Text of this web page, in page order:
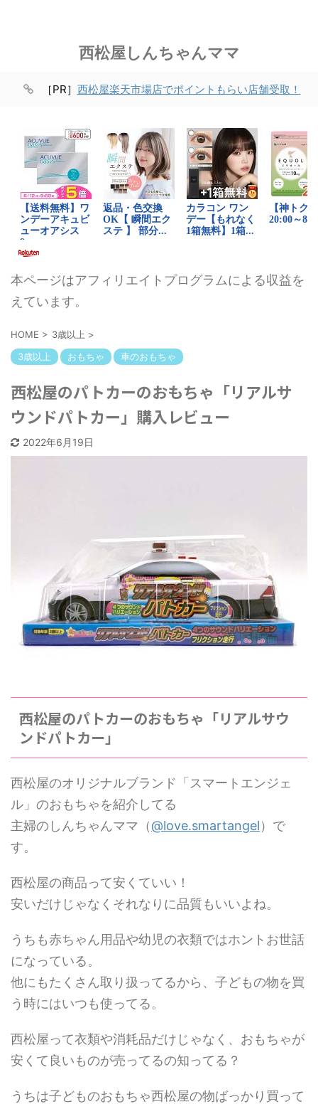
西松屋しんちゃんママ
［PR］ 西松屋楽天市場店でポイントもらい店舗受取！
本ページはアフィリエイトプログラムによる収益を
えています。
HOME > 3歳以上 >
3歳以上
おもちゃ 車のおもちゃ
西松屋のパトカーのおもちゃ「リアルサ
ウンドパトカー」購入レビュー
2022年6月19日
西松屋のパトカーのおもちゃ「リアルサウ
ンドパトカー」
西松屋のオリジナルブランド「スマートエンジェ
ル」のおもちゃを紹介してる
主婦のしんちゃんママ（@love.smartangel）で
す。
西松屋の商品って安くていい！
安いだけじゃなくそれなりに品質もいいよね。
うちも赤ちゃん用品や幼児の衣類ではホントお世話
になっている。
他にもたくさん取り扱ってるから、子どもの物を買
う時にはいつも使ってる。
西松屋って衣類や消耗品だけじゃなく、おもちゃが
安くて良いものが売ってるの知ってる？
うちは子どものおもちゃ西松屋の物ばっかり買って